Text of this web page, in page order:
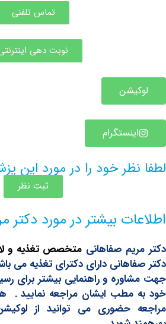
تماس تلفنی
نوبت دهی اینترنتی
خود را در مورد این پزشک
ثبت نظر
بیشتر در مورد دکتر مریم
صفاهانیمتخصص تغذیه و لاغری در
دارای دکترای تغذیه می باشند .
ره و راهنماییبیشتر برای رسیدن به
ایشان مراجعه نمایید . همچنین
حضوری می توانید از لوکیشن